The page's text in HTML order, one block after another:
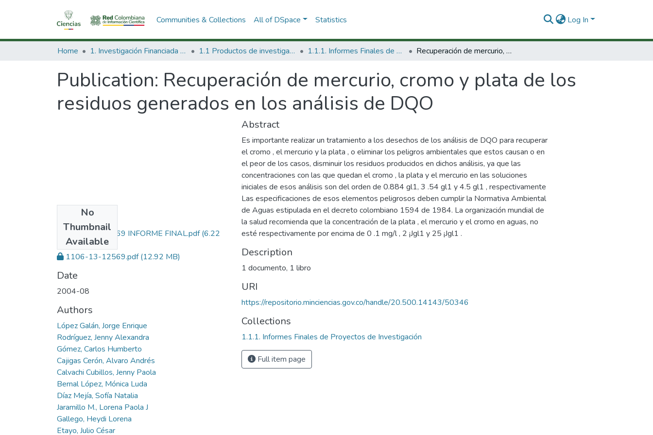
Communities & Collections All of DSpace Statistics Log In
Home 1. Investigación Financiada con Recursos Públicos 1.1 Productos de investigación 1.1.1. Informes Finales de Proyectos de Investigación Recuperación de mercurio, cromo y plata de los residuos generados en los análisis de DQO
Publication: Recuperación de mercurio, cromo y plata de los
residuos generados en los análisis de DQO
No
Thumbnail
Available
1106-13-12569 INFORME FINAL.pdf(6.22
MB)
1106-13-12569.pdf(12.92 MB)
Date
2004-08
Authors
López Galán, Jorge Enrique
Rodríguez, Jenny Alexandra
Gómez, Carlos Humberto
Cajigas Cerón, Alvaro Andrés
Calvachi Cubillos, Jenny Paola
Bernal López, Mónica Luda
Díaz Mejía, Sofía Natalia
Jaramillo M., Lorena Paola J
Gallego, Heydi Lorena
Etayo, Julio César
Abstract
Es importante realizar un tratamiento a los desechos de los análisis de DQO para recuperar
el cromo , el mercurio y la plata , o eliminar los peligros ambientales que estos causan o en
el peor de los casos, disminuir los residuos producidos en dichos análisis, ya que las
concentraciones con las que quedan el cromo , la plata y el mercurio en las soluciones
iniciales de esos análisis son del orden de 0.884 gl1, 3 .54 gl1 y 4.5 gl1 , respectivamente
Las especificaciones de esos elementos peligrosos deben cumplir la Normativa Ambiental
de Aguas estipulada en el decreto colombiano 1594 de 1984. La organización mundial de
la salud recomienda que la concentración de la plata , el mercurio y el cromo en aguas, no
esté respectivamente por encima de 0 .1 mg/l , 2 ¡Jgl1 y 25 ¡Jgl1 .
Description
1 documento, 1 libro
URI
https://repositorio.minciencias.gov.co/handle/20.500.14143/50346
Collections
1.1.1. Informes Finales de Proyectos de Investigación
Full item page